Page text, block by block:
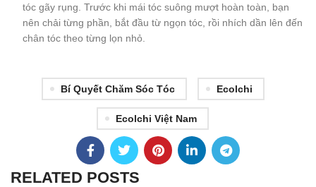
tóc gãy rụng. Trước khi mái tóc suông mượt hoàn toàn, bạn
nên chải từng phần, bắt đầu từ ngọn tóc, rồi nhích dần lên đến
chân tóc theo từng lọn nhỏ.
Bí Quyết Chăm Sóc Tóc Ecolchi
Ecolchi Việt Nam
RELATED POSTS